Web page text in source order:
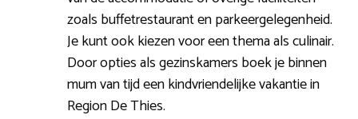
zoals buffetrestaurant en parkeergelegenheid.
Je kunt ook kiezen voor een thema als culinair.
Door opties als gezinskamers boek je binnen
mum van tijd een kindvriendelijke vakantie in
Region De Thies.